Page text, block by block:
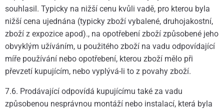
souhlasil. Typicky na nižší cenu kvůli vadě, pro kterou byla
nižší cena ujednána (typicky zboží vybalené, druhojakostní,
zboží z expozice apod)., na opotřebení zboží způsobené jeho
obvyklým užíváním, u použitého zboží na vadu odpovídající
míře používání nebo opotřebení, kterou zboží mělo při
převzetí kupujícím, nebo vyplývá-li to z povahy zboží.
7.6. Prodávající odpovídá kupujícímu také za vadu
způsobenou nesprávnou montáží nebo instalací, která byla